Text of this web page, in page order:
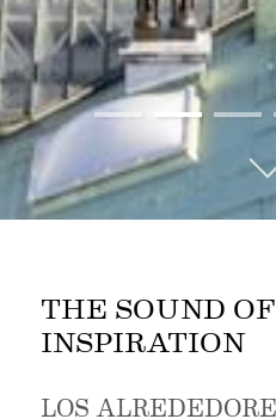
02 03
THE SOUND
INSPIRATION
LOS